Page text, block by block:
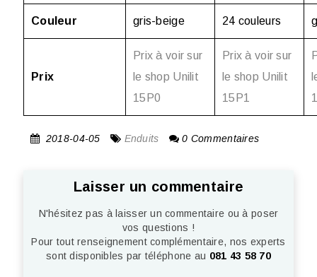
Couleur gris-beige 24 couleurs
Prix
Prix à voir sur
le shop Unilit
15P0
Prix à voir sur
le shop Unilit
15P1
2018-04-05 Enduits 0 Commentaires
Laisser un commentaire
N'hésitez pas à laisser un commentaire ou à poser
vos questions !
Pour tout renseignement complémentaire, nos experts
sont disponibles par téléphone au 081 43 58 70